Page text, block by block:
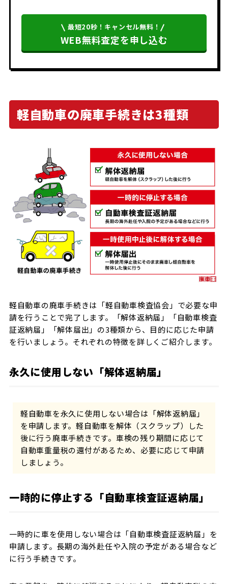
最短20秒！キャンセル無料！
WEB無料査定を申し込む
軽自動車の廃車手続きは3種類
軽自動車の廃車手続きは「軽自動車検査協会」で必要な申
請を行うことで完了します。「解体返納届」「自動車検査
証返納届」「解体届出」の3種類から、目的に応じた申請
を行いましょう。それぞれの特徴を詳しくご紹介します。
永久に使用しない「解体返納届」
軽自動車を永久に使用しない場合は「解体返納届」
を申請します。軽自動車を解体（スクラップ）した
後に行う廃車手続きです。車検の残り期間に応じて
自動車重量税の還付があるため、必要に応じて申請
しましょう。
一時的に停止する「自動車検査証返納届」
一時的に車を使用しない場合は「自動車検査証返納届」を
申請します。長期の海外赴任や入院の予定がある場合など
に行う手続きです。